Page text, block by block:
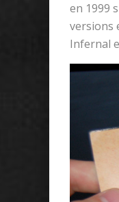
en 1999
versions
Infernal